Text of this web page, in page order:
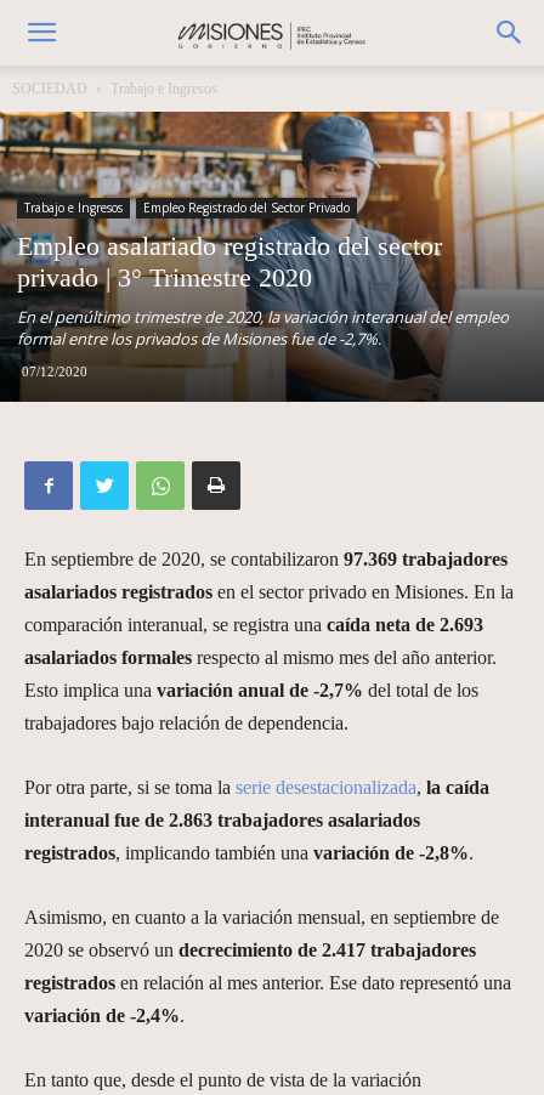
SOCIEDAD Trabajo e Ingresos
Trabajo e Ingresos Empleo Registrado del Sector Privado
Empleo asalariado registrado del sector
privado | 3° Trimestre 2020
En el penúltimo trimestre de 2020, la variación interanual del empleo
formal entre los privados de Misiones fue de -2,7%.
07/12/2020
En septiembre de 2020, se contabilizaron 97.369 trabajadores
asalariados registrados en el sector privado en Misiones. En la
comparación interanual, se registra una caída neta de 2.693
asalariados formales respecto al mismo mes del año anterior.
Esto implica una variación anual de -2,7% del total de los
trabajadores bajo relación de dependencia.
Por otra parte, si se toma la serie desestacionalizada, la caída
interanual fue de 2.863 trabajadores asalariados
registrados, implicando también una variación de -2,8%.
Asimismo, en cuanto a la variación mensual, en septiembre de
2020 se observó un decrecimiento de 2.417 trabajadores
registrados en relación al mes anterior. Ese dato representó una
variación de -2,4%.
En tanto que, desde el punto de vista de la variación